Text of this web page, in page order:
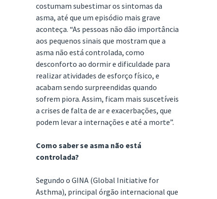
costumam subestimar os sintomas da
asma, até que um episódio mais grave
aconteça. “As pessoas não dão importância
aos pequenos sinais que mostram que a
asma não está controlada, como
desconforto ao dormir e dificuldade para
realizar atividades de esforço físico, e
acabam sendo surpreendidas quando
sofrem piora. Assim, ficam mais suscetíveis
a crises de falta de ar e exacerbações, que
podem levar a internações e até a morte”.
Como saber se asma não está
controlada?
Segundo o GINA (Global Initiative for
Asthma), principal órgão internacional que